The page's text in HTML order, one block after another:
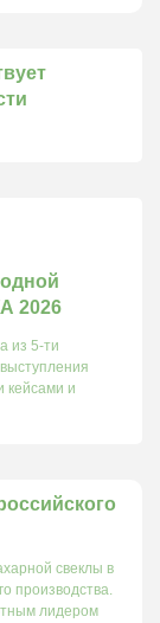
2026
из 5-ти
кейсами и
свеклы в
производства.
лидером